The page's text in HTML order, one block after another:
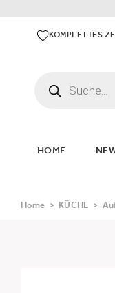
KOMPLETTES
HOME
Home > KÜCHE >